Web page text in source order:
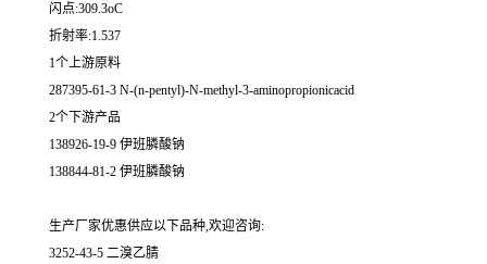
闪点:309.3oC
折射率:1.537
1个上游原料
287395-61-3 N-(n-pentyl)-N-methyl-3-aminopropionicacid
2个下游产品
138926-19-9 伊班膦酸钠
138844-81-2 伊班膦酸钠
生产厂家优惠供应以下品种,欢迎咨询:
3252-43-5 二溴乙腈